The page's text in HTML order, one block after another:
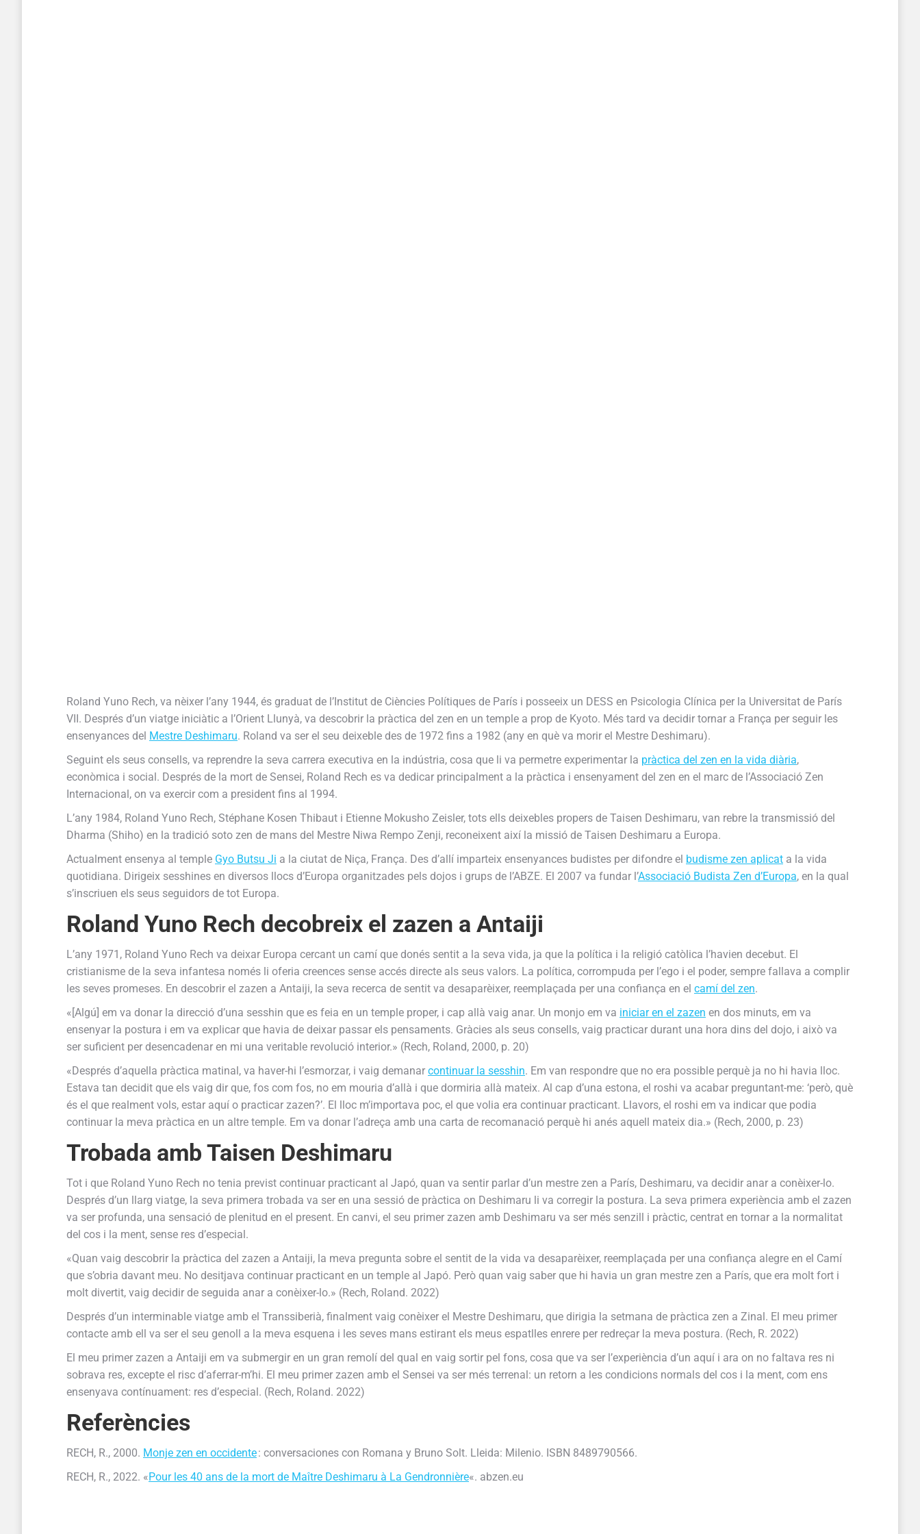
Roland Yuno Rech, va nèixer l’any 1944, és graduat de l’Institut de Ciències Polítiques de París i posseeix un DESS en Psicologia Clínica per la Universitat de París
VII. Després d’un viatge iniciàtic a l’Orient Llunyà, va descobrir la pràctica del zen en un temple a prop de Kyoto. Més tard va decidir tornar a França per seguir les
ensenyances del Mestre Deshimaru. Roland va ser el seu deixeble des de 1972 fins a 1982 (any en què va morir el Mestre Deshimaru).
Seguint els seus consells, va reprendre la seva carrera executiva en la indústria, cosa que li va permetre experimentar la pràctica del zen en la vida diària,
econòmica i social. Després de la mort de Sensei, Roland Rech es va dedicar principalment a la pràctica i ensenyament del zen en el marc de l’Associació Zen
Internacional, on va exercir com a president fins al 1994.
L’any 1984, Roland Yuno Rech, Stéphane Kosen Thibaut i Etienne Mokusho Zeisler, tots ells deixebles propers de Taisen Deshimaru, van rebre la transmissió del
Dharma (Shiho) en la tradició soto zen de mans del Mestre Niwa Rempo Zenji, reconeixent així la missió de Taisen Deshimaru a Europa.
Actualment ensenya al temple Gyo Butsu Ji a la ciutat de Niça, França. Des d’allí imparteix ensenyances budistes per difondre el budisme zen aplicat a la vida
quotidiana. Dirigeix sesshines en diversos llocs d’Europa organitzades pels dojos i grups de l’ABZE. El 2007 va fundar l’Associació Budista Zen d’Europa, en la qual
s’inscriuen els seus seguidors de tot Europa.
Roland Yuno Rech decobreix el zazen a Antaiji
L’any 1971, Roland Yuno Rech va deixar Europa cercant un camí que donés sentit a la seva vida, ja que la política i la religió catòlica l’havien decebut. El
cristianisme de la seva infantesa només li oferia creences sense accés directe als seus valors. La política, corrompuda per l’ego i el poder, sempre fallava a complir
les seves promeses. En descobrir el zazen a Antaiji, la seva recerca de sentit va desaparèixer, reemplaçada per una confiança en el camí del zen.
«[Algú] em va donar la direcció d’una sesshin que es feia en un temple proper, i cap allà vaig anar. Un monjo em va iniciar en el zazen en dos minuts, em va
ensenyar la postura i em va explicar que havia de deixar passar els pensaments. Gràcies als seus consells, vaig practicar durant una hora dins del dojo, i això va
ser suficient per desencadenar en mi una veritable revolució interior.» (Rech, Roland, 2000, p. 20)
«Després d’aquella pràctica matinal, va haver-hi l’esmorzar, i vaig demanar continuar la sesshin. Em van respondre que no era possible perquè ja no hi havia lloc.
Estava tan decidit que els vaig dir que, fos com fos, no em mouria d’allà i que dormiria allà mateix. Al cap d’una estona, el roshi va acabar preguntant-me: ‘però, què
és el que realment vols, estar aquí o practicar zazen?’. El lloc m’importava poc, el que volia era continuar practicant. Llavors, el roshi em va indicar que podia
continuar la meva pràctica en un altre temple. Em va donar l’adreça amb una carta de recomanació perquè hi anés aquell mateix dia.» (Rech, 2000, p. 23)
Trobada amb Taisen Deshimaru
Tot i que Roland Yuno Rech no tenia previst continuar practicant al Japó, quan va sentir parlar d’un mestre zen a París, Deshimaru, va decidir anar a conèixer-lo.
Després d’un llarg viatge, la seva primera trobada va ser en una sessió de pràctica on Deshimaru li va corregir la postura. La seva primera experiència amb el zazen
va ser profunda, una sensació de plenitud en el present. En canvi, el seu primer zazen amb Deshimaru va ser més senzill i pràctic, centrat en tornar a la normalitat
del cos i la ment, sense res d’especial.
«Quan vaig descobrir la pràctica del zazen a Antaiji, la meva pregunta sobre el sentit de la vida va desaparèixer, reemplaçada per una confiança alegre en el Camí
que s’obria davant meu. No desitjava continuar practicant en un temple al Japó. Però quan vaig saber que hi havia un gran mestre zen a París, que era molt fort i
molt divertit, vaig decidir de seguida anar a conèixer-lo.» (Rech, Roland. 2022)
Després d’un interminable viatge amb el Transsiberià, finalment vaig conèixer el Mestre Deshimaru, que dirigia la setmana de pràctica zen a Zinal. El meu primer
contacte amb ell va ser el seu genoll a la meva esquena i les seves mans estirant els meus espatlles enrere per redreçar la meva postura. (Rech, R. 2022)
El meu primer zazen a Antaiji em va submergir en un gran remolí del qual en vaig sortir pel fons, cosa que va ser l’experiència d’un aquí i ara on no faltava res ni
sobrava res, excepte el risc d’aferrar-m’hi. El meu primer zazen amb el Sensei va ser més terrenal: un retorn a les condicions normals del cos i la ment, com ens
ensenyava contínuament: res d’especial. (Rech, Roland. 2022)
Referències
RECH, R., 2000. Monje zen en occidente: conversaciones con Romana y Bruno Solt. Lleida: Milenio. ISBN 8489790566.
RECH, R., 2022. «Pour les 40 ans de la mort de Maître Deshimaru à La Gendronnière«. abzen.eu